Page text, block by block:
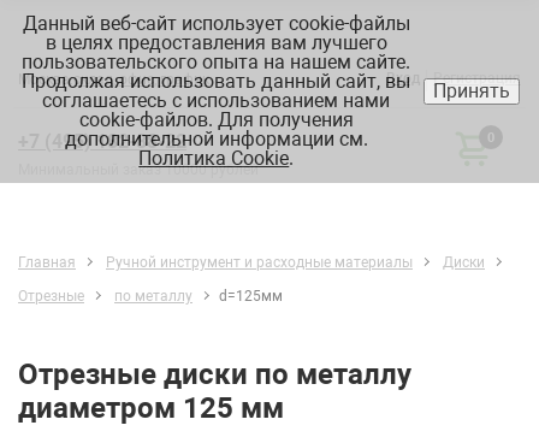
Вход Регистрация
Москва:склад, офис, график
+7 (495) 182-88-22
Минимальный заказ 10000 рублей
0
Главная Ручной инструмент и расходные материалы
Диски
Отрезные
по металлу d=125мм
Отрезные диски по металлу
диаметром 125 мм
Данный веб-сайт использует cookie-файлы
в целях предоставления вам лучшего
пользовательского опыта на нашем сайте.
Продолжая использовать данный сайт, вы
соглашаетесь с использованием нами
cookie-файлов. Для получения
дополнительной информации см.
Политика Cookie.
Принять